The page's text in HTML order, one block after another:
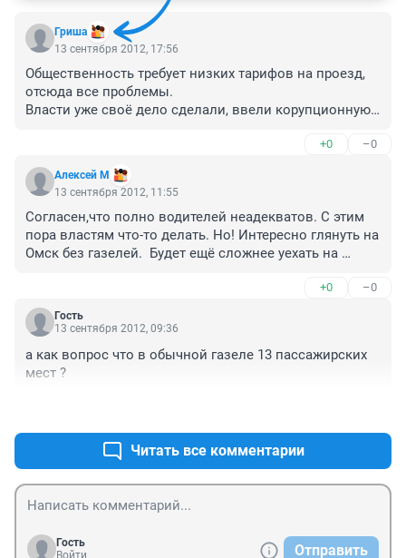
Гриша
13 сентября 2012, 17:56
Общественность требует низких тарифов на проезд,
отсюда все проблемы.
Власти уже своё дело сделали, ввели корупционную
+0 –0
Алексей М
13 сентября 2012, 11:55
Согласен,что полно водителей неадекватов. С этим
пора властям что-то делать. Но! Интересно глянуть на
Омск без газелей.  Будет ещё сложнее уехать на
Красноярске газелей нет. Большие автобусы и
пазики. Передвигаться по городу ужасно неудобно.
Дублирующих маршрутов нет. Либо пройти пешочком
газельки к нам сюда.
(Частый гость Омска)
+0 –0
Гость
13 сентября 2012, 09:36
а как вопрос что в обычной газеле 13 пассажирских
мест ?
Читать все комментарии
Гость
Войти
Отправить